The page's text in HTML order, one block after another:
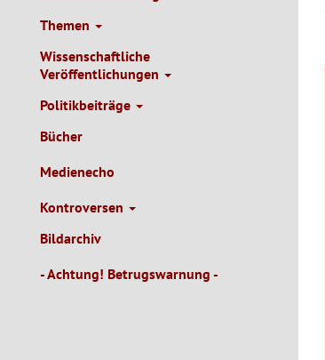
Themen
Wissenschaftliche
Veröffentlichungen
Politikbeiträge
Bücher
Medienecho
Kontroversen
Bildarchiv
- Achtung! Betrugswarnung -